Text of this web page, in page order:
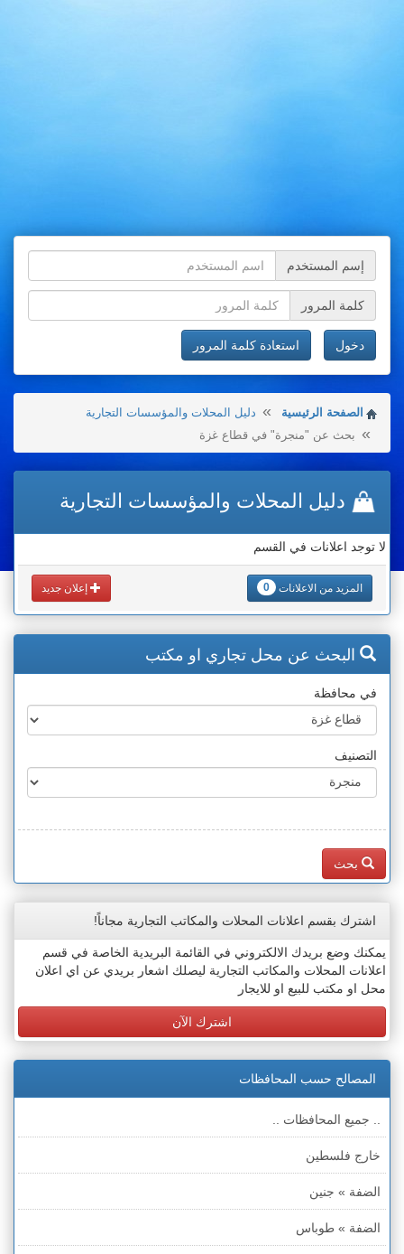
إسم المستخدم
كلمة المرور
دخول استعادة كلمة المرور
الصفحة الرئيسية
دليل المحلات والمؤسسات التجارية
بحث عن "منجرة" في قطاع غزة
دليل المحلات والمؤسسات التجارية
لا توجد اعلانات في القسم
المزيد من الاعلانات 0 إعلان جديد
البحث عن محل تجاري او مكتب
في محافظة
التصنيف
بحث
اشترك بقسم اعلانات المحلات والمكاتب التجارية مجاناً!
يمكنك وضع بريدك الالكتروني في القائمة البريدية الخاصة في قسم
اعلانات المحلات والمكاتب التجارية ليصلك اشعار بريدي عن اي اعلان
محل او مكتب للبيع او للايجار
اشترك الآن
المصالح حسب المحافظات
.. جميع المحافظات ..
خارج فلسطين
الضفة » جنين
الضفة » طوباس